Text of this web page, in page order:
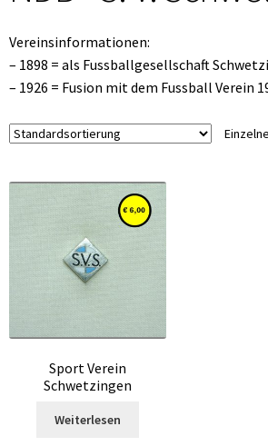
Vereinsinformationen:
– 1898 = als Fussballgesellschaft
– 1926 = Fusion mit dem Fussball Verein
Sport Verein
Schwetzingen
Weiterlesen